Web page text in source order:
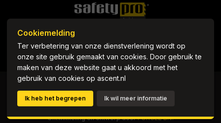
© Copyright 2026 SafetyPro Trainingen
SafetyPro Trainingen is onderdeel van We Enable Climbers
B.V.
Ontwikkeling en ontwerp doorFORCEZ B.V.
Cookiemelding
Ter verbetering van onze dienstverlening wordt op
onze site gebruik gemaakt van cookies. Door gebruik te
maken van deze website gaat u akkoord met het
gebruik van cookies op ascent.nl
Ik heb het begrepen Ik wil meer informatie